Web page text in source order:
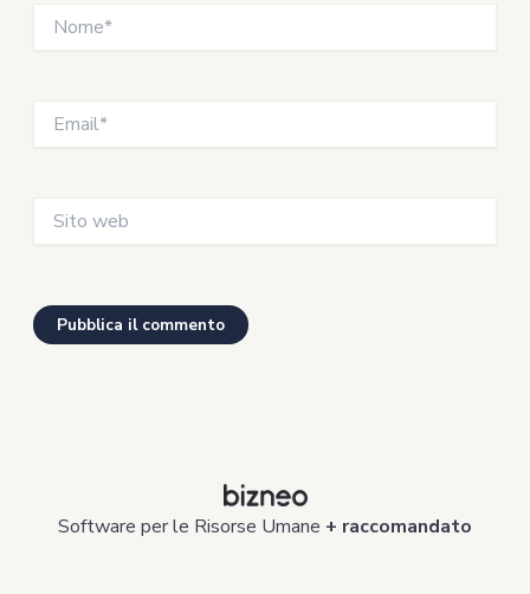
web
Software per le Risorse Umane + raccomandato